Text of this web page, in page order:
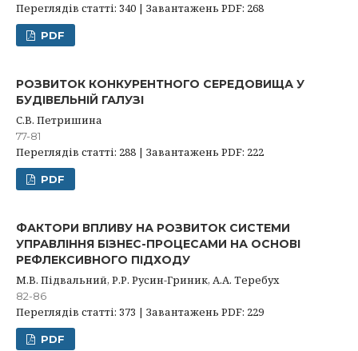
Переглядів статті: 340 | Завантажень PDF: 268
PDF
РОЗВИТОК КОНКУРЕНТНОГО СЕРЕДОВИЩА У
БУДІВЕЛЬНІЙ ГАЛУЗІ
С.В. Петришина
77-81
Переглядів статті: 288 | Завантажень PDF: 222
PDF
ФАКТОРИ ВПЛИВУ НА РОЗВИТОК СИСТЕМИ
УПРАВЛІННЯ БІЗНЕС-ПРОЦЕСАМИ НА ОСНОВІ
РЕФЛЕКСИВНОГО ПІДХОДУ
М.В. Підвальний, Р.Р. Русин-Гриник, А.А. Теребух
82-86
Переглядів статті: 373 | Завантажень PDF: 229
PDF